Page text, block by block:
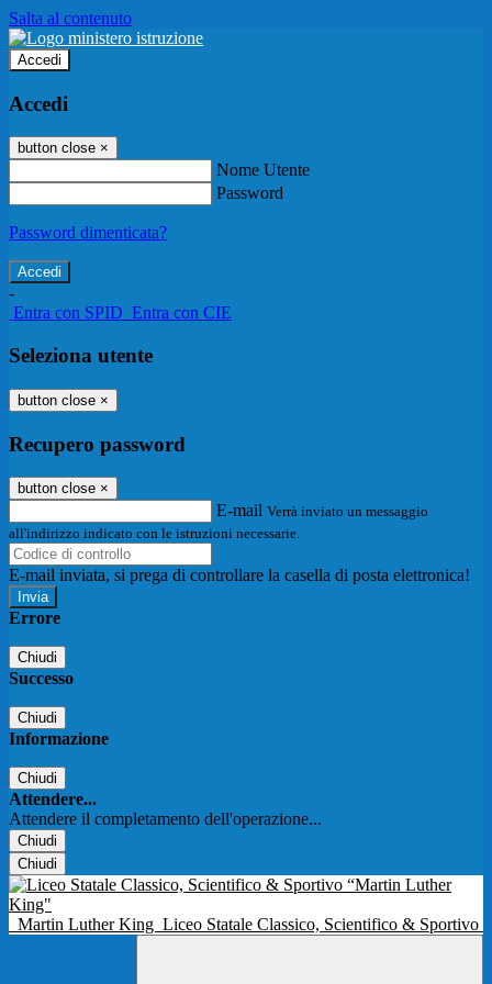
Salta al contenuto
Accedi
Accedi
button close ×
Nome Utente
Password
Password dimenticata?
-
Entra con SPID Entra con CIE
Seleziona utente
button close ×
Recupero password
button close ×
E-mail Verrà inviato un messaggio
all'indirizzo indicato con le istruzioni necessarie.
E-mail inviata, si prega di controllare la casella di posta elettronica!
Errore
Chiudi
Successo
Chiudi
Informazione
Chiudi
Attendere...
Attendere il completamento dell'operazione...
Chiudi
Chiudi
Martin Luther King Liceo Statale Classico, Scientifico & Sportivo